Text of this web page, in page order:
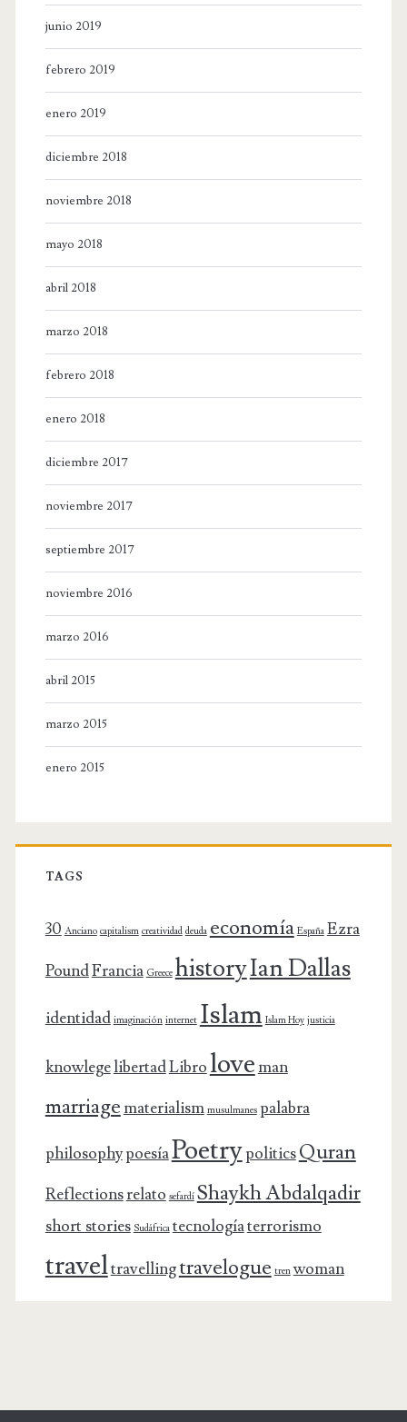
junio 2019
febrero 2019
enero 2019
diciembre 2018
noviembre 2018
mayo 2018
abril 2018
marzo 2018
febrero 2018
enero 2018
diciembre 2017
noviembre 2017
septiembre 2017
noviembre 2016
marzo 2016
abril 2015
marzo 2015
enero 2015
TAGS
30 Anciano capitalism creatividad deuda economía España Ezra
PoundFrancia Greece historyIan Dallas
identidad imaginación internet Islam Islam Hoy justicia
knowlegelibertadLibrolove man
marriage materialism musulmanes palabra
philosophypoesíaPoetrypoliticsQuran
Reflectionsrelato sefardí Shaykh Abdalqadir
short stories Sudáfrica tecnologíaterrorismo
traveltravellingtravelogue tren woman